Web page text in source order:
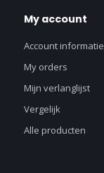
My account
Account informatie
My orders
Mijn verlanglijst
Vergelijk
Alle producten